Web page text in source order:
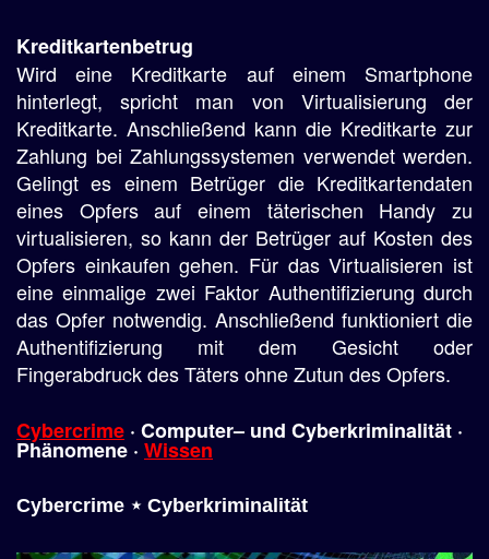
Kreditkartenbetrug
Wird eine Kreditkarte auf einem Smartphone
hinterlegt, spricht man von Virtualisierung der
Kreditkarte. Anschließend kann die Kreditkarte zur
Zahlung bei Zahlungssystemen verwendet werden.
Gelingt es einem Betrüger die Kreditkartendaten
eines Opfers auf einem täterischen Handy zu
virtualisieren, so kann der Betrüger auf Kosten des
Opfers einkaufen gehen. Für das Virtualisieren ist
eine einmalige zwei Faktor Authentifizierung durch
das Opfer notwendig. Anschließend funktioniert die
Authentifizierung mit dem Gesicht oder
Fingerabdruck des Täters ohne Zutun des Opfers.
Cybercrime · Computer– und Cyberkriminalität ·
Phänomene · Wissen
Cybercrime ⋆ Cyberkriminalität